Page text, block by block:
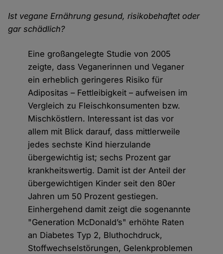
Ist vegane Ernährung gesund, risikobehaftet oder
gar schädlich?
Eine großangelegte Studie von 2005
zeigte, dass Veganerinnen und Veganer
ein erheblich geringeres Risiko für
Adipositas – Fettleibigkeit – aufweisen im
Vergleich zu Fleischkonsumenten bzw.
Mischköstlern. Interessant ist das vor
allem mit Blick darauf, dass mittlerweile
jedes sechste Kind hierzulande
übergewichtig ist; sechs Prozent gar
krankheitswertig. Damit ist der Anteil der
übergewichtigen Kinder seit den 80er
Jahren um 50 Prozent gestiegen.
Einhergehend damit zeigt die sogenannte
"Generation McDonald’s" erhöhte Raten
an Diabetes Typ 2, Bluthochdruck,
Stoffwechselstörungen, Gelenkproblemen